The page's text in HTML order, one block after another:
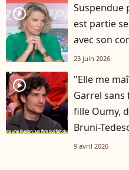
player2
Suspendue
est partie
avec son
23 juin 2026
player2
"Elle me
Garrel sans
fille Oumy,
Bruni-
9 avril 2026